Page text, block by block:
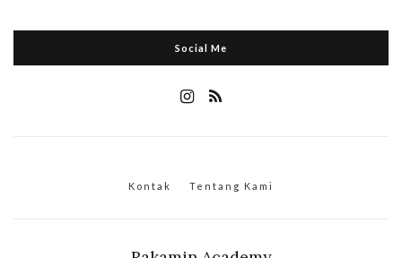
Social Me
Kontak Tentang Kami